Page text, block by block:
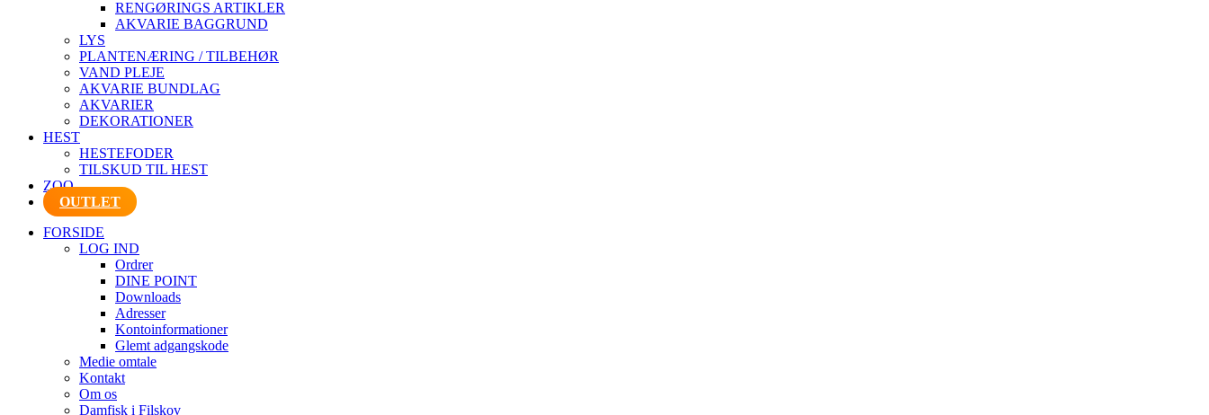
RENGØRINGS ARTIKLER
AKVARIE BAGGRUND
LYS
PLANTENÆRING / TILBEHØR
VAND PLEJE
AKVARIE BUNDLAG
AKVARIER
DEKORATIONER
HEST
HESTEFODER
TILSKUD TIL HEST
ZOO
OUTLET
FORSIDE
LOG IND
Ordrer
DINE POINT
Downloads
Adresser
Kontoinformationer
Glemt adgangskode
Medie omtale
Kontakt
Om os
Damfisk i Filskov